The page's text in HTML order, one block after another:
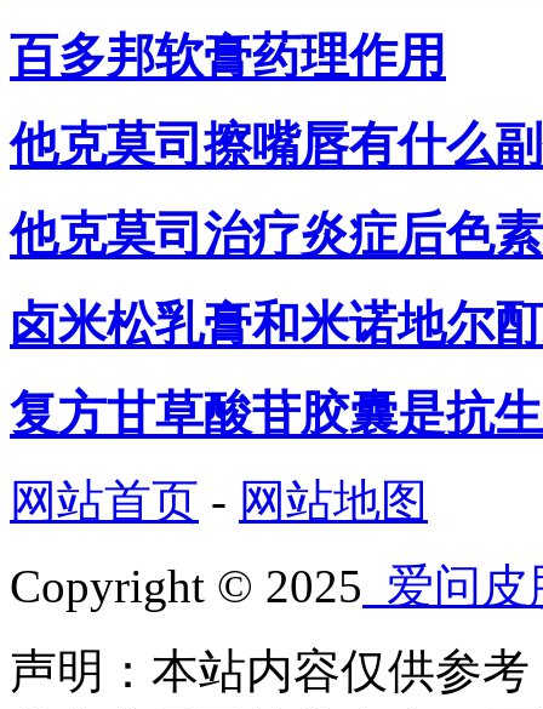
百多邦软膏药理作用
他克莫司擦嘴唇有什么
他克莫司治疗炎症后色
卤米松乳膏和米诺地尔
复方甘草酸苷胶囊是抗
网站首页 - 网站地图
Copyright © 2025 爱问皮
声明：本站内容仅供参